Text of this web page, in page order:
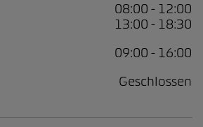
08:00 - 12:00
13:00 - 18:30
09:00 - 16:00
Geschlossen